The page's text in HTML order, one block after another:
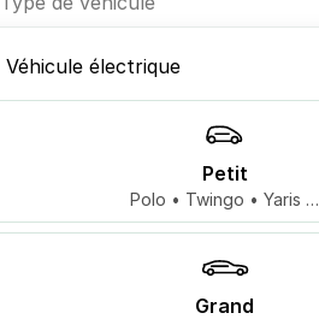
Véhicule électrique
Petit
Polo • Twingo • Yaris …
Grand